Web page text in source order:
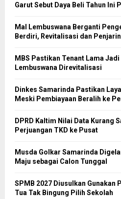
Garut Sebut Daya Beli Tahun Ini
Mal Lembuswana Berganti
Berdiri, Revitalisasi dan
MBS Pastikan Tenant Lama
Lembuswana Direvitalisasi
Dinkes Samarinda Pastikan
Meski Pembiayaan Beralih ke
DPRD Kaltim Nilai Data Kurang
Perjuangan TKD ke Pusat
Musda Golkar Samarinda
Maju sebagai Calon Tunggal
SPMB 2027 Diusulkan Gunakan
Tua Tak Bingung Pilih Sekolah